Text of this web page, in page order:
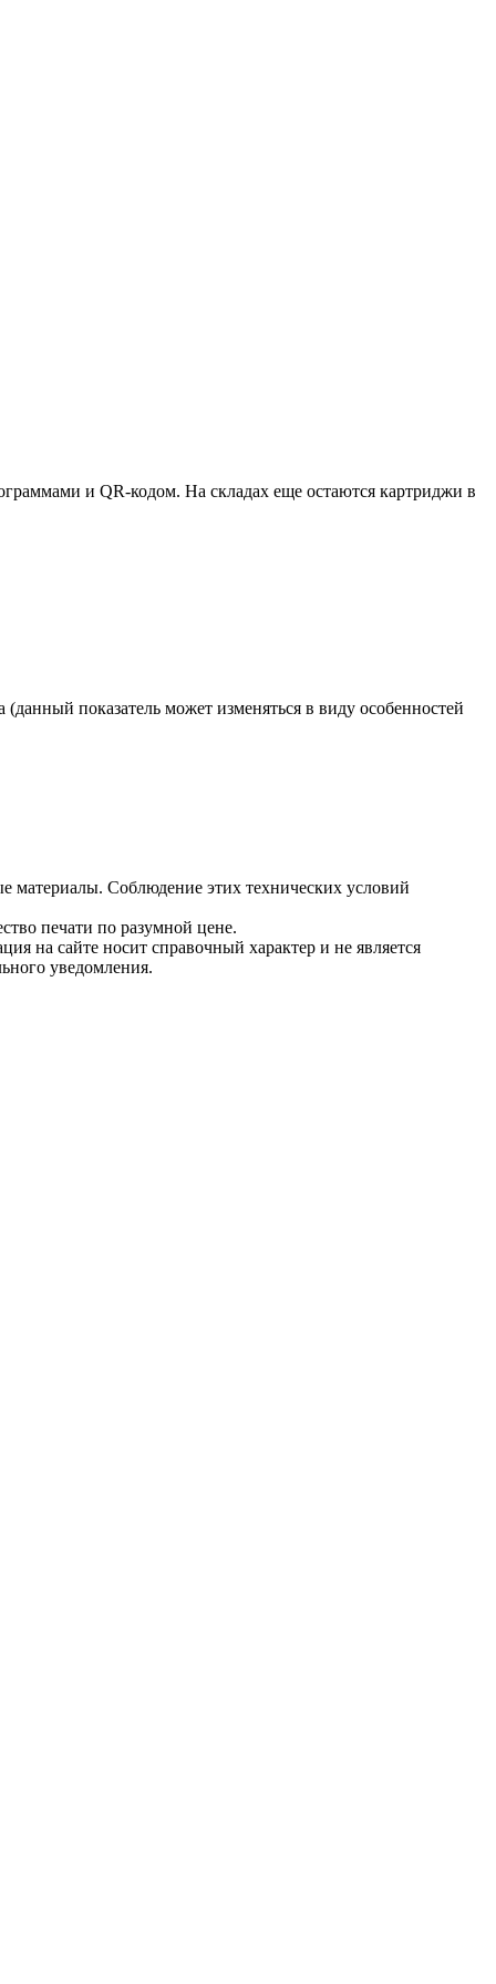
и QR-кодом. На складах еще остаются картриджи в
показатель может изменяться в виду особенностей
материалы. Соблюдение этих технических условий
печати по разумной цене.
на сайте носит справочный характер и не является
уведомления.